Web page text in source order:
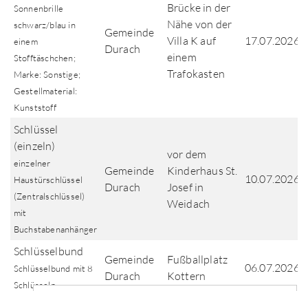
Sonnenbrille
schwarz/blau in
einem
Stofftäschchen;
Marke: Sonstige;
Gestellmaterial:
Kunststoff
Gemeinde
Durach
Brücke in der
Nähe von der
Villa K auf
einem
Trafokasten
17.07.2026
Schlüssel
(einzeln)
einzelner
Haustürschlüssel
(Zentralschlüssel)
mit
Buchstabenanhänger
Gemeinde
Durach
vor dem
Kinderhaus St.
Josef in
Weidach
10.07.2026
Schlüsselbund
Schlüsselbund mit 8
Schlüsseln
Gemeinde
Durach
Fußballplatz
Kottern
06.07.2026